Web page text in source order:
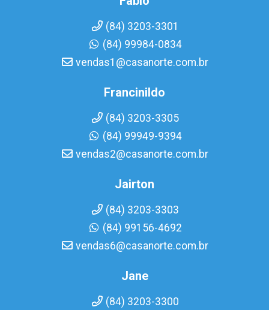
(84) 3203-3301
(84) 99984-0834
vendas1@casanorte.com.br
Francinildo
(84) 3203-3305
(84) 99949-9394
vendas2@casanorte.com.br
Jairton
(84) 3203-3303
(84) 99156-4692
vendas6@casanorte.com.br
Jane
(84) 3203-3300